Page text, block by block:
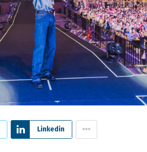
Linkedin